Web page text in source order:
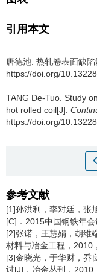
引用本文
唐德池 热轧卷表面缺
https://doi.org/
TANG De-Tuo Study
hot rolled coil[J].
https://doi.org/
参考文献
[1]孙洪利，李对廷，张
[C]．2015中国钢铁年
[2]张诺，王慧娟，胡维
材料与冶金工程，2010
[3]金晓光，于华财，乔
讨[J]．冶金丛刊，2010